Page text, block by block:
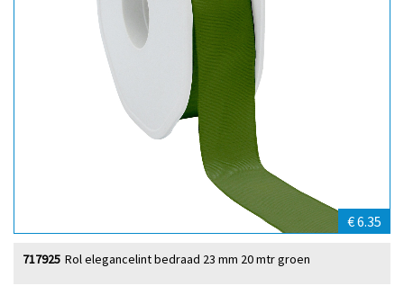
€ 6.35
Rol elegancelint bedraad 23 mm 20 mtr groen
717925